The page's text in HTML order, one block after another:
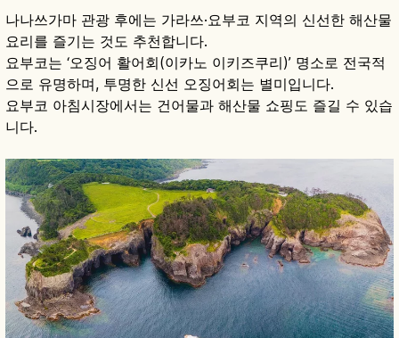
나나쓰가마 관광 후에는 가라쓰·요부코 지역의 신선한 해산물
요리를 즐기는 것도 추천합니다.
요부코는 ‘오징어 활어회(이카노 이키즈쿠리)’ 명소로 전국적
으로 유명하며, 투명한 신선 오징어회는 별미입니다.
요부코 아침시장에서는 건어물과 해산물 쇼핑도 즐길 수 있습
니다.